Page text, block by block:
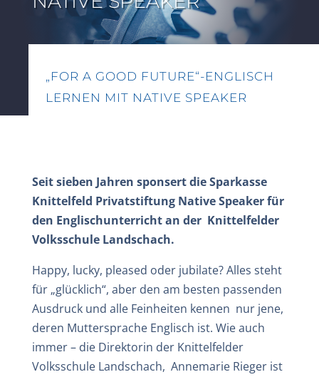
„FOR A GOOD FUTURE“-ENGLISCH
LERNEN MIT NATIVE SPEAKER
Seit sieben Jahren sponsert die Sparkasse
Knittelfeld Privatstiftung Native Speaker für
den Englischunterricht an der Knittelfelder
Volksschule Landschach.
Happy, lucky, pleased oder jubilate? Alles steht
für „glücklich“, aber den am besten passenden
Ausdruck und alle Feinheiten kennen nur jene,
deren Muttersprache Englisch ist. Wie auch
immer – die Direktorin der Knittelfelder
Volksschule Landschach, Annemarie Rieger ist